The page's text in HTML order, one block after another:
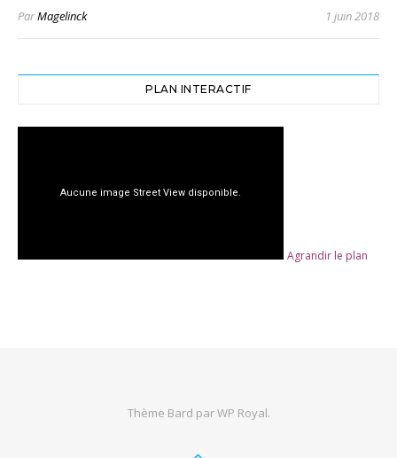
ParMagelinck 1 juin 2018
PLAN INTERACTIF
Agrandir le plan
Thème Bard parWP Royal.